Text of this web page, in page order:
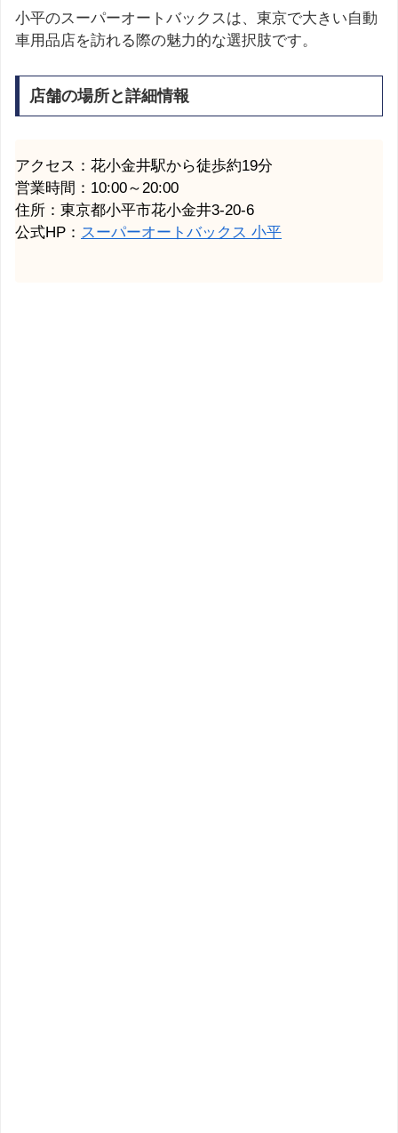
小平のスーパーオートバックスは、東京で大きい自動
車用品店を訪れる際の魅力的な選択肢です。
店舗の場所と詳細情報
アクセス：花小金井駅から徒歩約19分
営業時間：10:00～20:00
住所：東京都小平市花小金井3-20-6
公式HP： スーパーオートバックス 小平